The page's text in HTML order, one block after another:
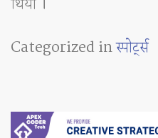
Categorized inस्पाेर्ट्स